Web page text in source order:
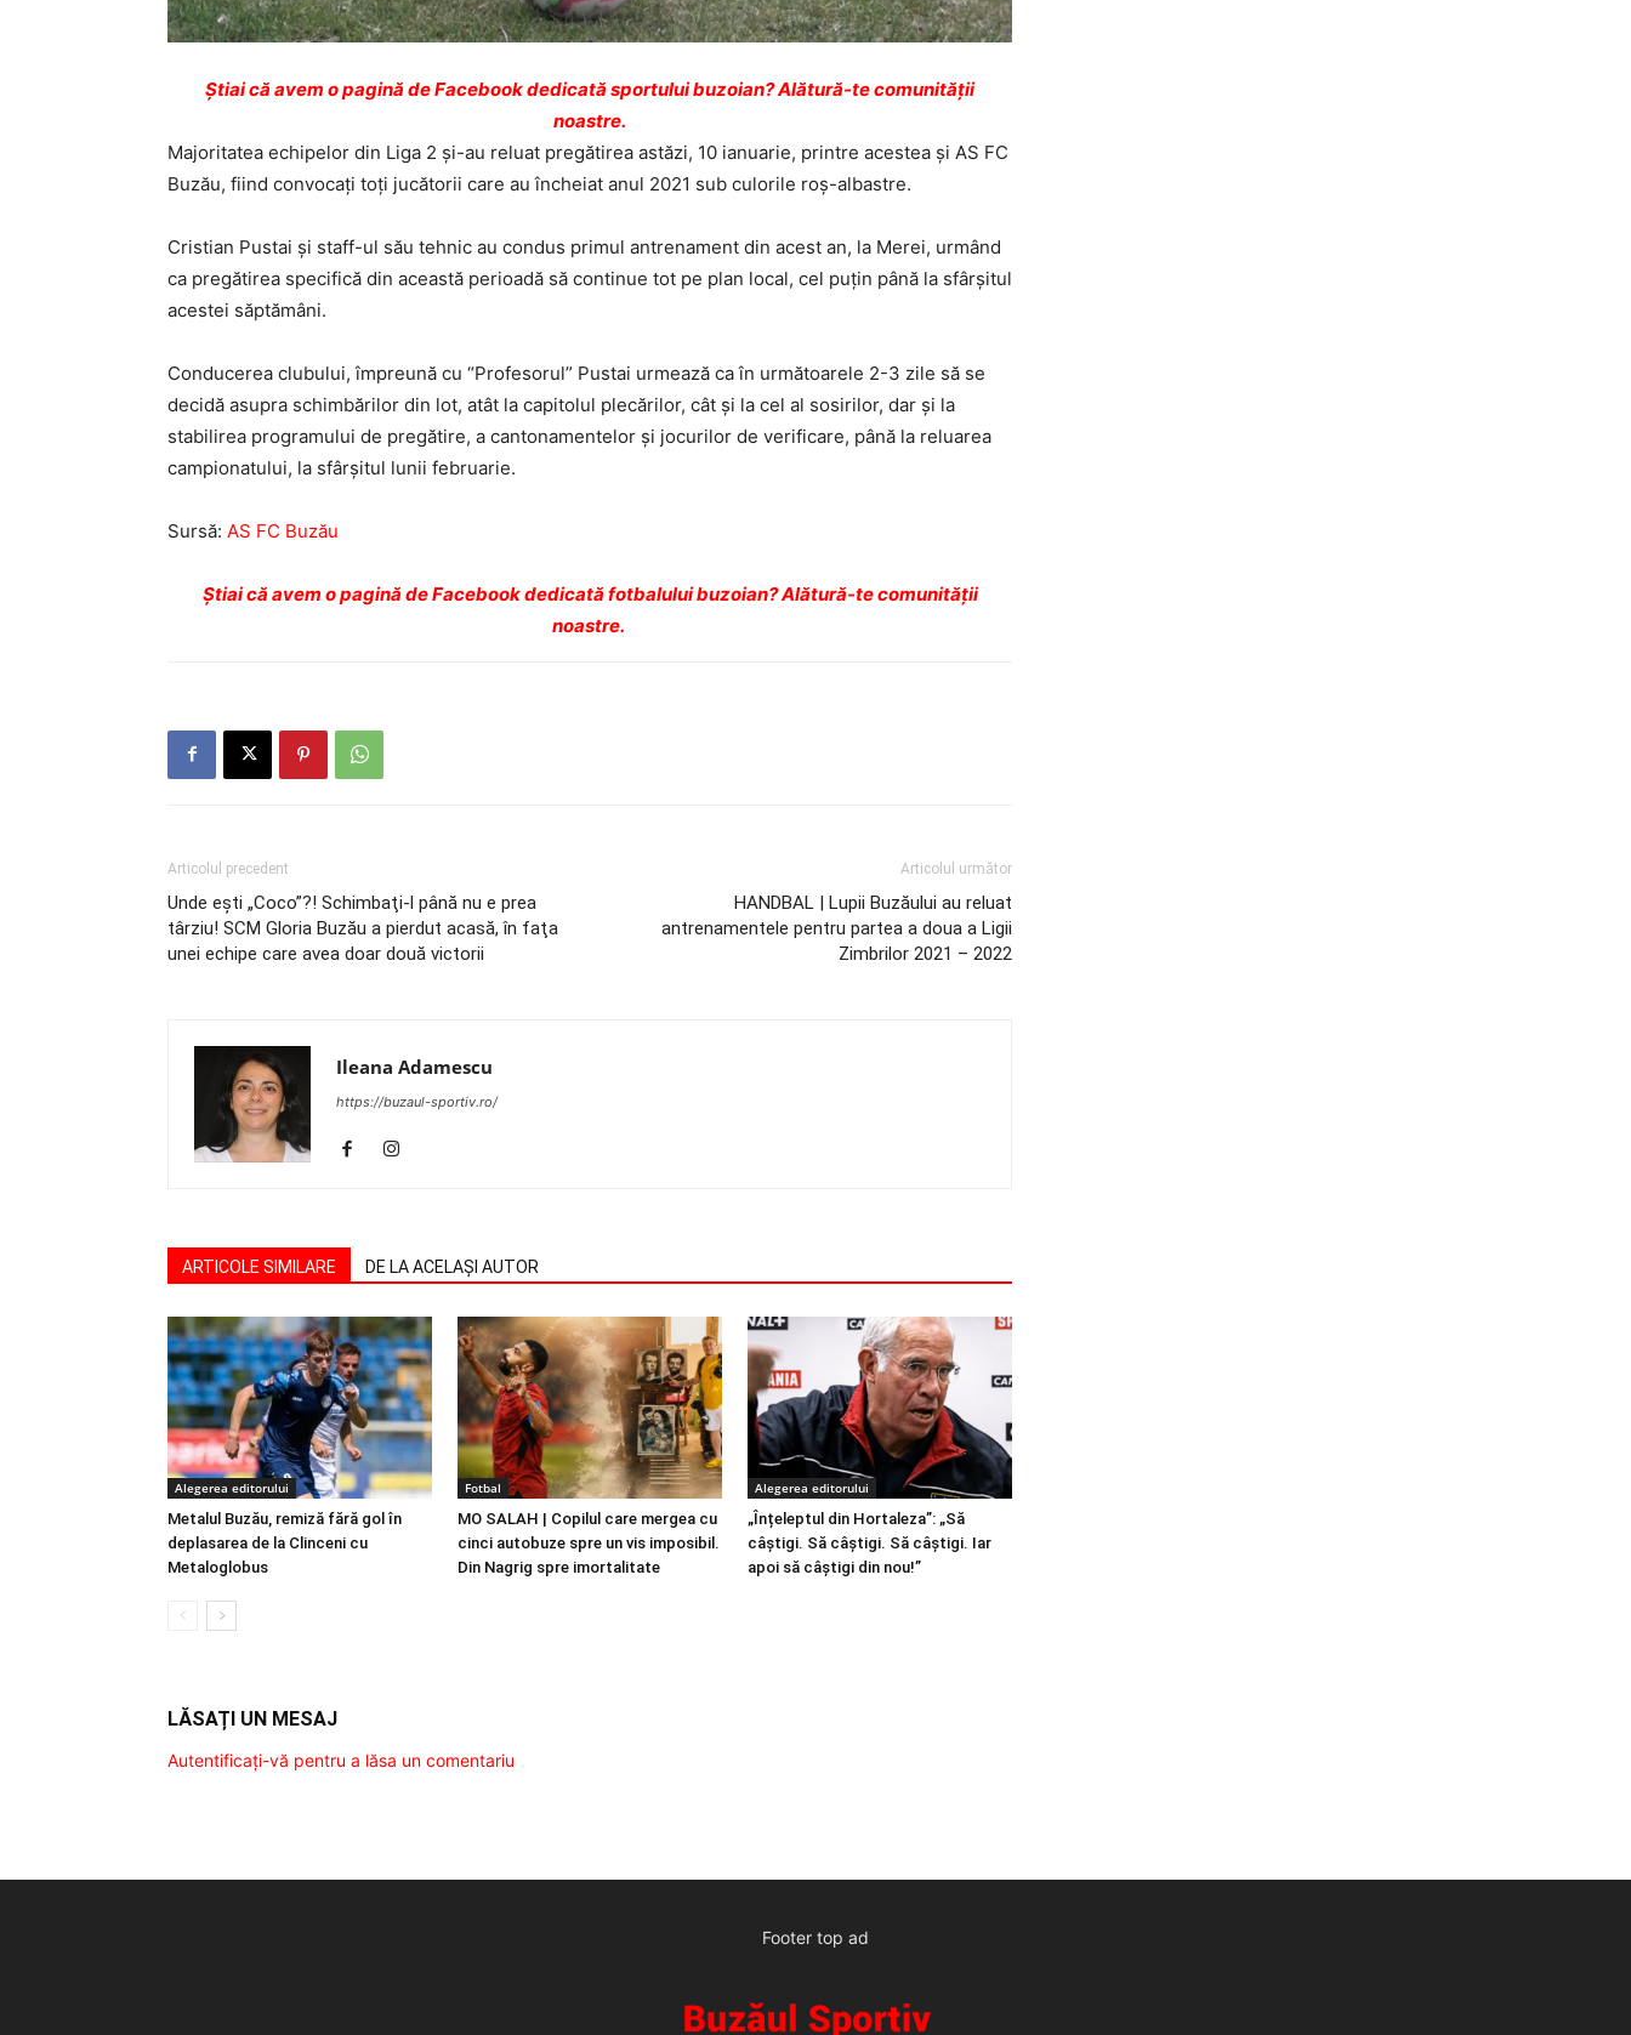
Ştiai că avem o pagină de Facebook dedicată sportului buzoian? Alătură-te comunității
noastre.
Majoritatea echipelor din Liga 2 şi-au reluat pregătirea astăzi, 10 ianuarie, printre acestea şi AS FC
Buzău, fiind convocaţi toţi jucătorii care au încheiat anul 2021 sub culorile roş-albastre.
Cristian Pustai şi staff-ul său tehnic au condus primul antrenament din acest an, la Merei, urmând
ca pregătirea specifică din această perioadă să continue tot pe plan local, cel puţin până la sfârşitul
acestei săptămâni.
Conducerea clubului, împreună cu “Profesorul” Pustai urmează ca în următoarele 2-3 zile să se
decidă asupra schimbărilor din lot, atât la capitolul plecărilor, cât şi la cel al sosirilor, dar şi la
stabilirea programului de pregătire, a cantonamentelor şi jocurilor de verificare, până la reluarea
campionatului, la sfârşitul lunii februarie.
Sursă: AS FC Buzău
Ştiai că avem o pagină de Facebook dedicată fotbalului buzoian? Alătură-te comunității
noastre.
Articolul precedent
Unde eşti „Coco”?! Schimbaţi-l până nu e prea
târziu! SCM Gloria Buzău a pierdut acasă, în faţa
unei echipe care avea doar două victorii
Articolul următor
HANDBAL | Lupii Buzăului au reluat
antrenamentele pentru partea a doua a Ligii
Zimbrilor 2021 – 2022
Ileana Adamescu
https://buzaul-sportiv.ro/
ARTICOLE SIMILARE DE LA ACELAȘI AUTOR
Alegerea editorului
Metalul Buzău, remiză fără gol în
deplasarea de la Clinceni cu
Metaloglobus
Fotbal
MO SALAH | Copilul care mergea cu
cinci autobuze spre un vis imposibil.
Din Nagrig spre imortalitate
Alegerea editorului
„Înțeleptul din Hortaleza”: „Să
câștigi. Să câștigi. Să câștigi. Iar
apoi să câștigi din nou!”
LĂSAȚI UN MESAJ
Autentificați-vă pentru a lăsa un comentariu
Footer top ad